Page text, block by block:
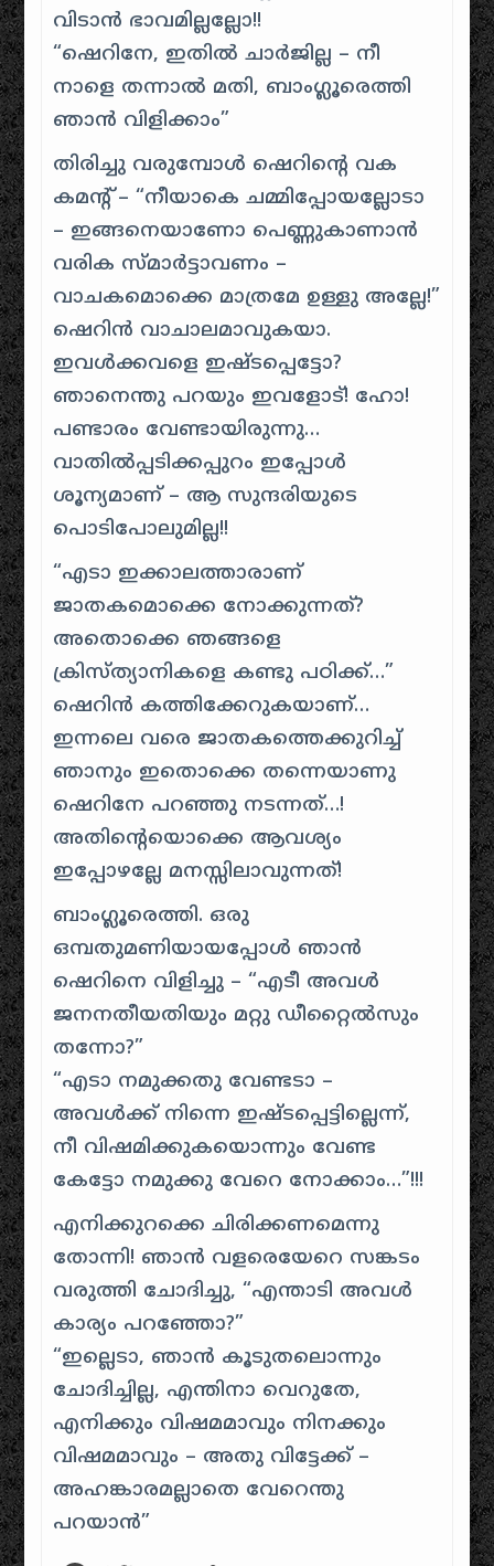
വിടാൻ ഭാവമില്ലല്ലോ!!
“ഷെറിനേ, ഇതിൽ ചാർജില്ല – നീ
നാളെ തന്നാൽ മതി, ബാംഗ്ലൂരെത്തി
ഞാൻ വിളിക്കാം”
തിരിച്ചു വരുമ്പോൾ ഷെറിന്റെ വക
കമന്റ് – “നീയാകെ ചമ്മിപ്പോയല്ലോടാ
– ഇങ്ങനെയാണോ പെണ്ണുകാണാൻ
വരിക സ്മാർട്ടാവണം –
വാചകമൊക്കെ മാത്രമേ ഉള്ളു അല്ലേ!”
ഷെറിൻ വാചാലമാവുകയാ.
ഇവൾക്കവളെ ഇഷ്ടപ്പെട്ടോ?
ഞാനെന്തു പറയും ഇവളോട്! ഹോ!
പണ്ടാരം വേണ്ടായിരുന്നു…
വാതിൽപ്പടിക്കപ്പുറം ഇപ്പോൾ
ശൂന്യമാണ് – ആ സുന്ദരിയുടെ
പൊടിപോലുമില്ല!!
“എടാ ഇക്കാലത്താരാണ്
ജാതകമൊക്കെ നോക്കുന്നത്?
അതൊക്കെ ഞങ്ങളെ
ക്രിസ്ത്യാനികളെ കണ്ടു പഠിക്ക്…”
ഷെറിൻ കത്തിക്കേറുകയാണ്…
ഇന്നലെ വരെ ജാതകത്തെക്കുറിച്ച്
ഞാനും ഇതൊക്കെ തന്നെയാണു
ഷെറിനേ പറഞ്ഞു നടന്നത്…!
അതിന്റെയൊക്കെ ആവശ്യം
ഇപ്പോഴല്ലേ മനസ്സിലാവുന്നത്!
ബാംഗ്ലൂരെത്തി. ഒരു
ഒമ്പതുമണിയായപ്പോൾ ഞാൻ
ഷെറിനെ വിളിച്ചു – “എടീ അവൾ
ജനനതീയതിയും മറ്റു ഡീറ്റൈൽസും
തന്നോ?”
“എടാ നമുക്കതു വേണ്ടടാ –
അവൾക്ക് നിന്നെ ഇഷ്ടപ്പെട്ടില്ലെന്ന്,
നീ വിഷമിക്കുകയൊന്നും വേണ്ട
കേട്ടോ നമുക്കു വേറെ നോക്കാം…”!!!
എനിക്കുറക്കെ ചിരിക്കണമെന്നു
തോന്നി! ഞാൻ വളരെയേറെ സങ്കടം
വരുത്തി ചോദിച്ചു, “എന്താടി അവൾ
കാര്യം പറഞ്ഞോ?”
“ഇല്ലെടാ, ഞാൻ കൂടുതലൊന്നും
ചോദിച്ചില്ല, എന്തിനാ വെറുതേ,
എനിക്കും വിഷമമാവും നിനക്കും
വിഷമമാവും – അതു വിട്ടേക്ക് –
അഹങ്കാരമല്ലാതെ വേറെന്തു
പറയാൻ”